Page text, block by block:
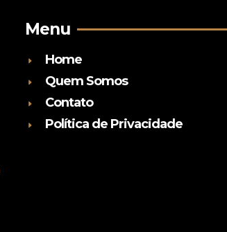
Menu
Home
Quem Somos
Contato
Política de Privacidade